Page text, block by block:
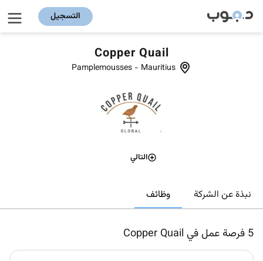
التسجيل
Copper Quail
Pamplemousses - Mauritius
التالي
نبذة عن الشركة وظائف
5 فرصة عمل في Copper Quail